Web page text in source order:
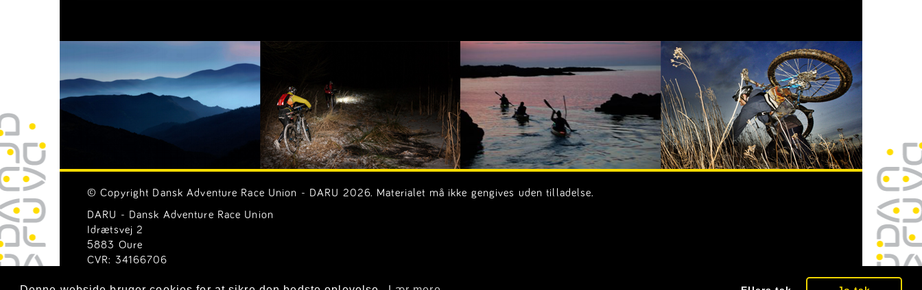
© Copyright Dansk Adventure Race Union - DARU 2026. Materialet må ikke gengives uden tilladelse.
DARU - Dansk Adventure Race Union
Idrætsvej 2
5883 Oure
CVR: 34166706